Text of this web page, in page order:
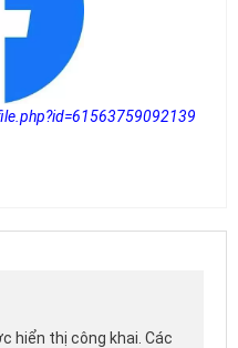
hiển thị công khai. Các